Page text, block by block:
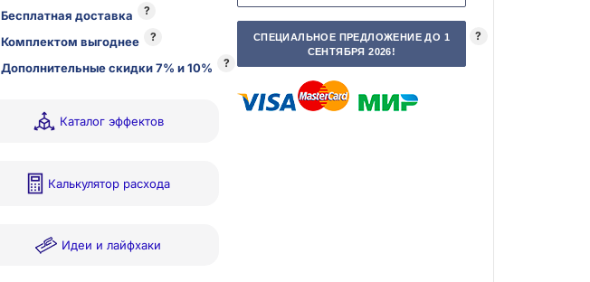
Бесплатная доставка ?
Комплектом выгоднее ?
Дополнительные скидки 7% и 10% ?
Каталог эффектов
Калькулятор расхода
Идеи и лайфхаки
СПЕЦИАЛЬНОЕ ПРЕДЛОЖЕНИЕ ДО 1
СЕНТЯБРЯ 2026!
?